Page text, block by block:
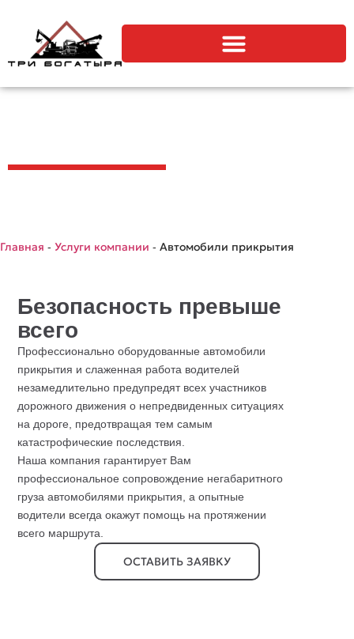
Главная - Услуги компании - Автомобили прикрытия
Безопасность превыше
всего
Профессионально оборудованные автомобили
прикрытия и слаженная работа водителей
незамедлительно предупредят всех участников
дорожного движения о непредвиденных ситуациях
на дороге, предотвращая тем самым
катастрофические последствия.
Наша компания гарантирует Вам
профессиональное сопровождение негабаритного
груза автомобилями прикрытия, а опытные
водители всегда окажут помощь на протяжении
всего маршрута.
ОСТАВИТЬ ЗАЯВКУ